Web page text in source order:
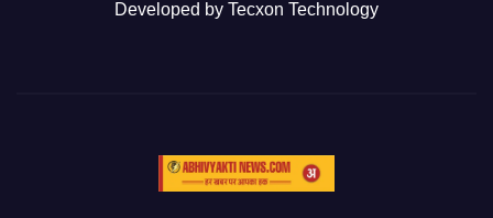
Developed by Tecxon Technology